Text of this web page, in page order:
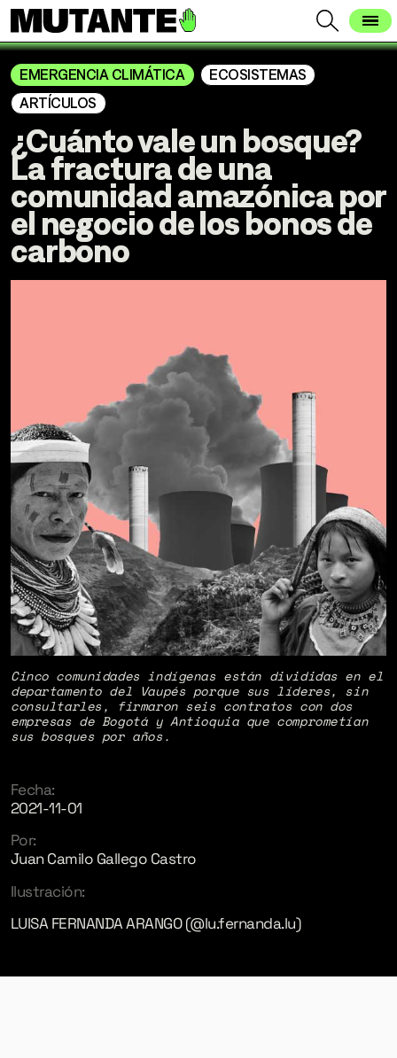
EMERGENCIA CLIMÁTICA
ECOSISTEMAS
ARTÍCULOS
¿Cuánto vale un bosque?
La fractura de una
comunidad amazónica por
el negocio de los bonos de
carbono
Cinco comunidades indígenas están divididas en el
departamento del Vaupés porque sus líderes, sin
consultarles, firmaron seis contratos con dos
empresas de Bogotá y Antioquia que comprometían
sus bosques por años.
Fecha:
2021-11-01
Por:
Juan Camilo Gallego Castro
Ilustración:
LUISA FERNANDA ARANGO (@lu.fernanda.lu)